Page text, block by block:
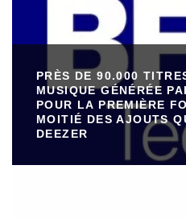
PRÈS DE 90.000
MUSIQUE GÉNÉRÉE
POUR LA PREMIÈRE
MOITIÉ DES AJOUTS
DEEZER